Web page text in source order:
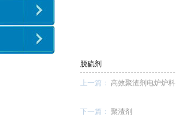
脱硫剂
上一篇： 高效聚渣剂电炉炉料
下一篇： 聚渣剂